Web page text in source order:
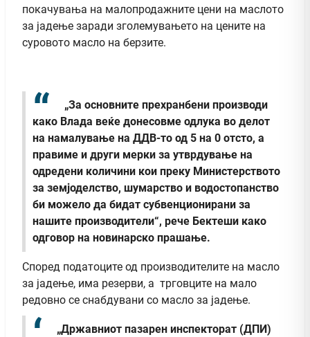
покачувања на малопродажните цени на маслото
за јадење заради зголемувањето на цените на
суровото масло на берзите.
„За основните прехранбени производи
како Влада веќе донесовме одлука во делот
на намалување на ДДВ-то од 5 на 0 отсто, а
правиме и други мерки за утврдување на
одредени количини кои преку Министерството
за земјоделство, шумарство и водостопанство
би можело да бидат субвенционирани за
нашите производители“, рече Бектеши како
одговор на новинарско прашање.
Според податоците од производителите на масло
за јадење, има резерви, а трговците на мало
редовно се снабдувани со масло за јадење.
„Државниот пазарен инспекторат (ДПИ)